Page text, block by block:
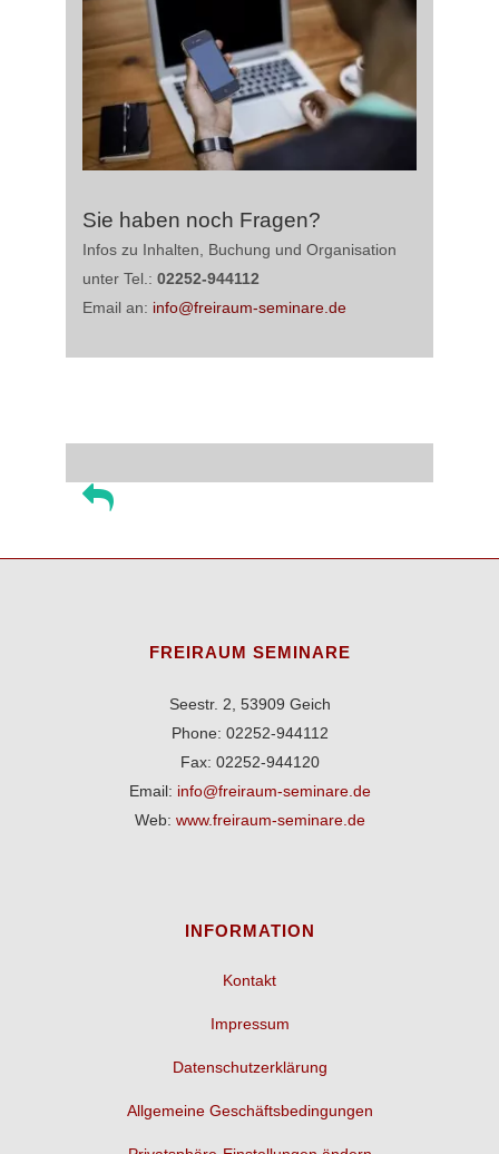
Sie haben noch Fragen?
Infos zu Inhalten, Buchung und Organisation
unter Tel.: 02252-944112
Email an: info@freiraum-seminare.de
FREIRAUM SEMINARE
Seestr. 2, 53909 Geich
Phone: 02252-944112
Fax: 02252-944120
Email: info@freiraum-seminare.de
Web: www.freiraum-seminare.de
INFORMATION
Kontakt
Impressum
Datenschutzerklärung
Allgemeine Geschäftsbedingungen